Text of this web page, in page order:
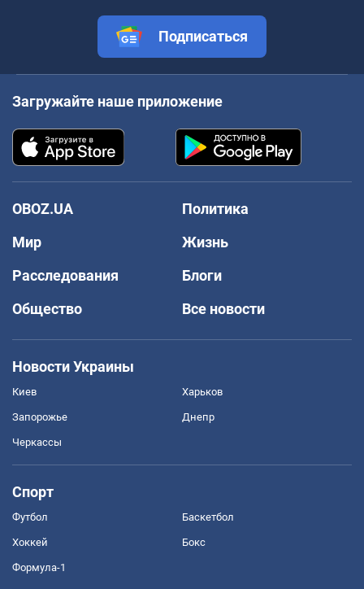
Подписаться
Загружайте наше приложение
OBOZ.UA
Политика
Мир
Жизнь
Расследования
Блоги
Общество
Все новости
Новости Украины
Киев Харьков
Запорожье Днепр
Черкассы
Спорт
Футбол Баскетбол
Хоккей Бокс
Формула-1